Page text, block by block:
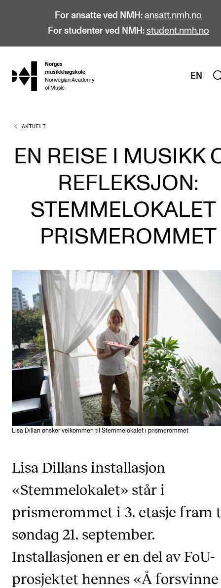
For ansatte ved NMH: ansatt.nmh.no
For studenter ved NMH: student.nmh.no
hjem
Norges
musikkhøgskole
Norwegian Academy
of Music
EN
STUDIER
Alle studier
Bachelor
Doktorgrad
Årsstudium og videreutdanning
Etterutdanning og kurs
STUDENTLIV
Søknad og opptak
Biblioteket
Fagmiljøer
Salane våre
Studentutvalet SUT (student.nmh.no)
FORSKNING
CERM
NordART
Prosjekter
INTERNASJONALT
Utveksling
Internasjonal strategi
AKTUELT
EN REISE I MUSIKK
REFLEKSJON:
STEMMELOKALET
PRISMEROMMET
Lisa Dillan ønsker velkommen til Stemmelokalet i prismerommet
Lisa Dillans installasjon
«Stemmelokalet» står i
prismerommet i 3. etasje fram
søndag 21. september.
Installasjonen er en del av FoU-
prosjektet hennes «Å forsvinne